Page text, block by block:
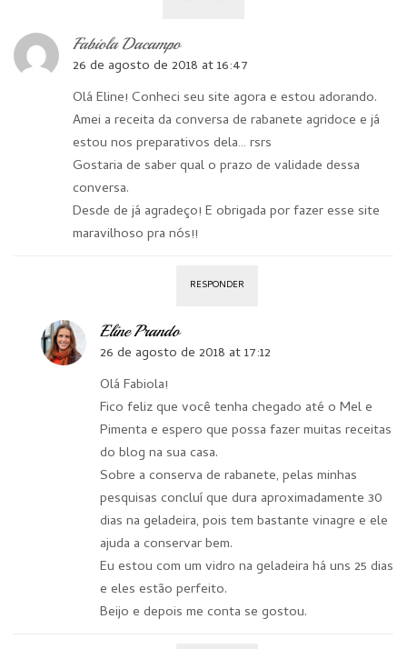
Fabiola Dacampo
26 de agosto de 2018 at 16:47
Olá Eline! Conheci seu site agora e estou adorando.
Amei a receita da conversa de rabanete agridoce e já
estou nos preparativos dela… rsrs
Gostaria de saber qual o prazo de validade dessa
conversa.
Desde de já agradeço! E obrigada por fazer esse site
maravilhoso pra nós!!
RESPONDER
Eline Prando
26 de agosto de 2018 at 17:12
Olá Fabiola!
Fico feliz que você tenha chegado até o Mel e
Pimenta e espero que possa fazer muitas receitas
do blog na sua casa.
Sobre a conserva de rabanete, pelas minhas
pesquisas concluí que dura aproximadamente 30
dias na geladeira, pois tem bastante vinagre e ele
ajuda a conservar bem.
Eu estou com um vidro na geladeira há uns 25 dias
e eles estão perfeito.
Beijo e depois me conta se gostou.